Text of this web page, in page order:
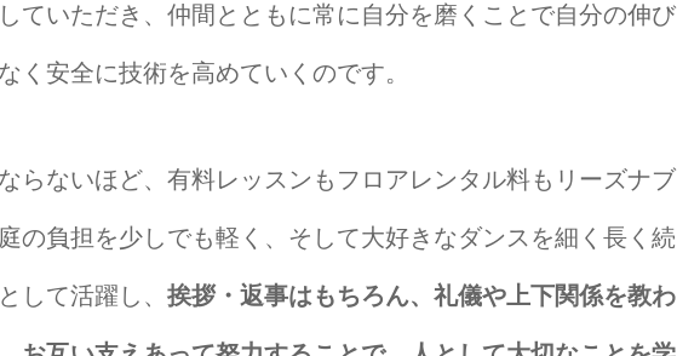
ていただき、仲間とともに常に自分を磨くことで自分の伸び
く安全に技術を高めていくのです。
らないほど、有料レッスンもフロアレンタル料もリーズナブ
の負担を少しでも軽く、そして大好きなダンスを細く長く続
して活躍し、 挨拶・返事はもちろん、礼儀や上下関係を教わ